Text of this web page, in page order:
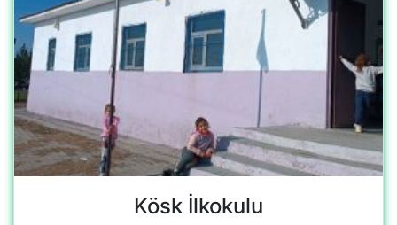
View Campaign
SUCCESS